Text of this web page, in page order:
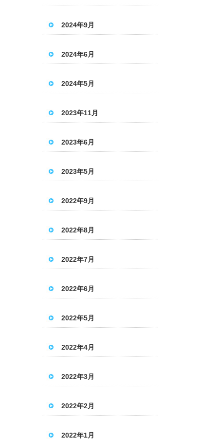
2024年9月
2024年6月
2024年5月
2023年11月
2023年6月
2023年5月
2022年9月
2022年8月
2022年7月
2022年6月
2022年5月
2022年4月
2022年3月
2022年2月
2022年1月